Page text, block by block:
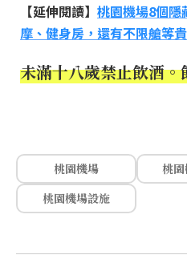
【延伸閱讀】 桃園機場8個隱
摩、健身房，還有不限艙等
未滿十八歲禁止飲酒
桃園機場
桃
桃園機場設施